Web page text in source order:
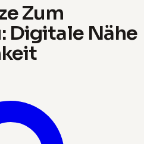
Zum
Digitale Nähe